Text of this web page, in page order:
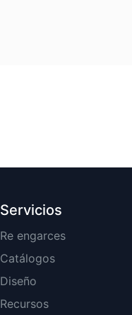
Servicios
Re engarces
Catálogos
Diseño
Recursos